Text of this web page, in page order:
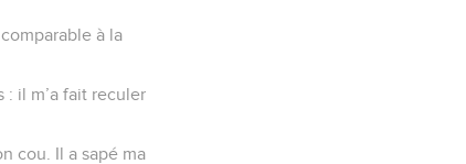
à la
: il m’a fait reculer
cou. Il a sapé ma